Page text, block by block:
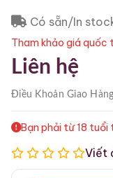
Có sẵn/In
Tham khảo giá quốc
Liên hệ
Điều KhoảnGiao Hàng
Bạn phải từ 18 tuổi
Viết